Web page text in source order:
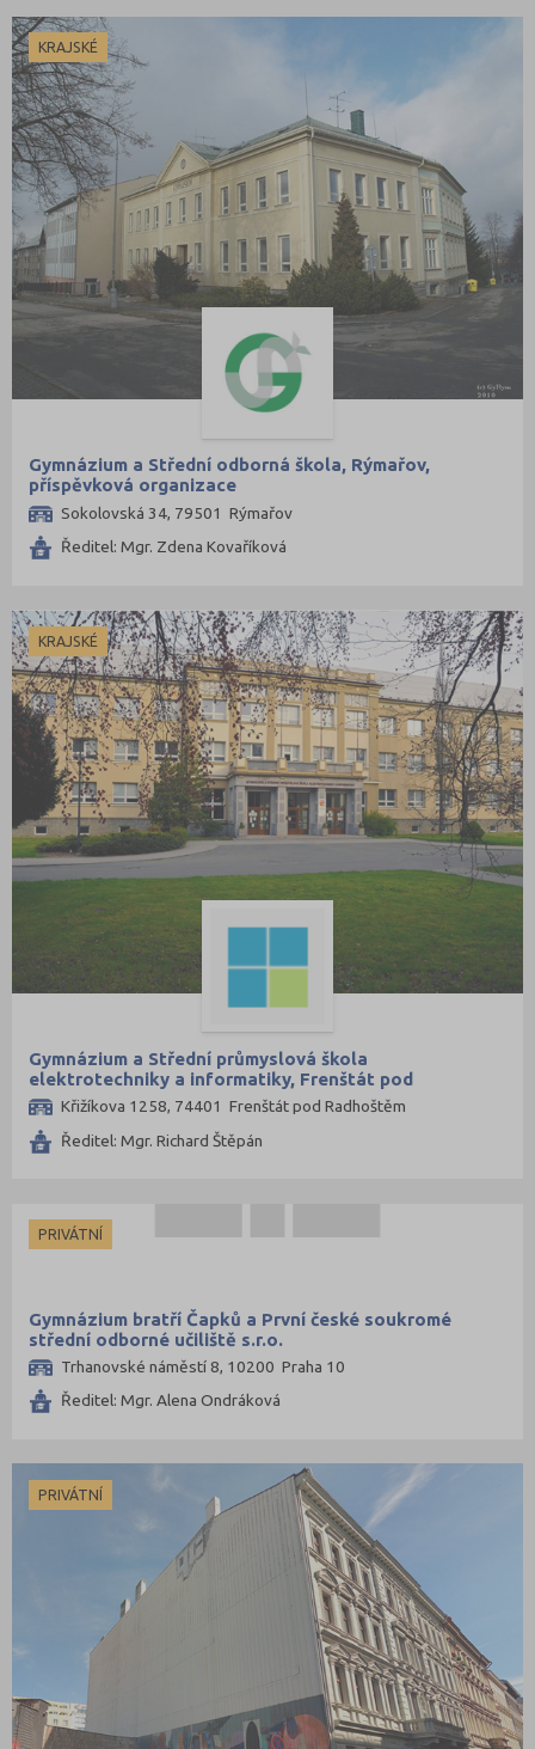
KRAJSKÉ
Gymnázium a Střední odborná škola, Rýmařov,
příspěvková organizace
Sokolovská 34, 79501 Rýmařov
Ředitel: Mgr. Zdena Kovaříková
KRAJSKÉ
Gymnázium a Střední průmyslová škola
elektrotechniky a informatiky, Frenštát pod
Radhoštěm, příspěvková organizace
Křižíkova 1258, 74401 Frenštát pod Radhoštěm
Ředitel: Mgr. Richard Štěpán
PRIVÁTNÍ
Gymnázium bratří Čapků a První české soukromé
střední odborné učiliště s.r.o.
Trhanovské náměstí 8, 10200 Praha 10
Ředitel: Mgr. Alena Ondráková
PRIVÁTNÍ